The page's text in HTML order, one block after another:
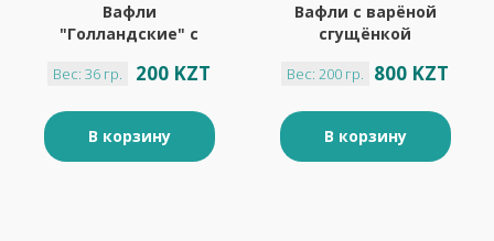
Вафли
"Голландские" с
начинкой "Яшкино"
Вес: 36 гр. 200 KZT
В корзину
Вафли с варёной
сгущёнкой
Вес: 200 гр. 800 KZT
В корзину